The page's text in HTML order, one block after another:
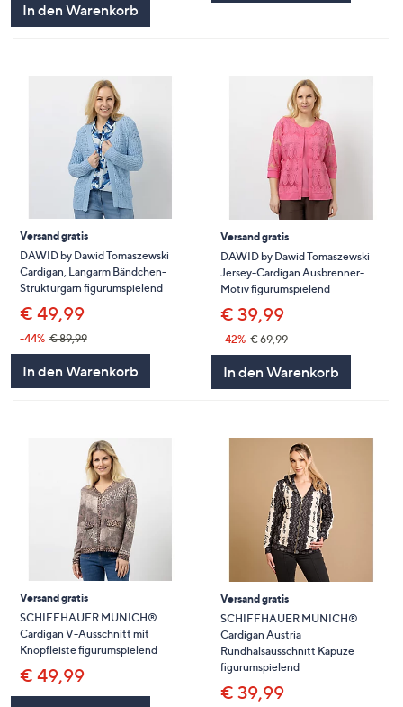
In den Warenkorb
Versand gratis
DAWID by Dawid Tomaszewski
Cardigan, Langarm Bändchen-
Strukturgarn figurumspielend
€ 49,99
-44% € 89,99
In den Warenkorb
Versand gratis
DAWID by Dawid Tomaszewski
Jersey-Cardigan Ausbrenner-
Motiv figurumspielend
€ 39,99
-42% € 69,99
In den Warenkorb
Versand gratis
SCHIFFHAUER MUNICH®
Cardigan V-Ausschnitt mit
Knopfleiste figurumspielend
€ 49,99
Versand gratis
SCHIFFHAUER MUNICH®
Cardigan Austria
Rundhalsausschnitt Kapuze
figurumspielend
€ 39,99